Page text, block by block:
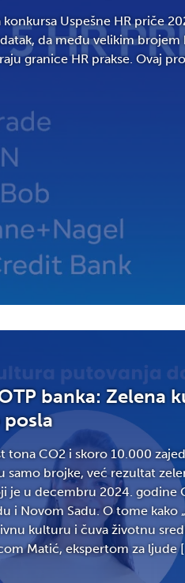
konkursa Uspešne HR priče
da među velikim
granice HR prakse. Ovaj
banka: Zelena
tona CO2 i skoro 10.000
samo brojke, već rezultat
je u decembru 2024. godine
i Novom Sadu. O tome kako
kulturu i čuva životnu
Matić, ekspertom za ljude